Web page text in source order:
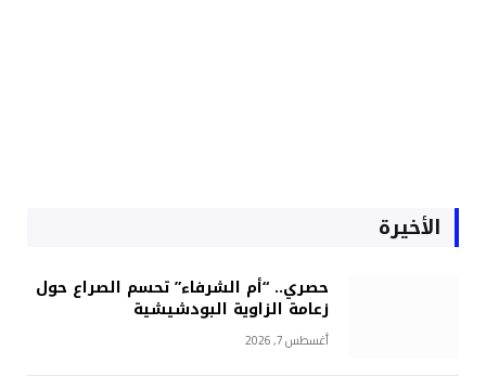
الأخيرة
حصري.. “أم الشرفاء” تحسم الصراع حول
زعامة الزاوية البودشيشية
أغسطس 7, 2026